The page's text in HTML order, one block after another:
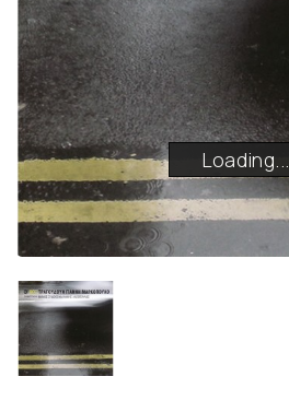
Loading...
Loading...
Loading...
Loading...